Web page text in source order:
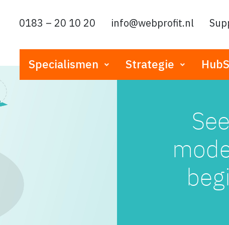
0183 – 20 10 20 info@webprofit.nl
Specialismen Strategie